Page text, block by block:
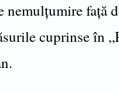
nemulțumire față
cuprinse în